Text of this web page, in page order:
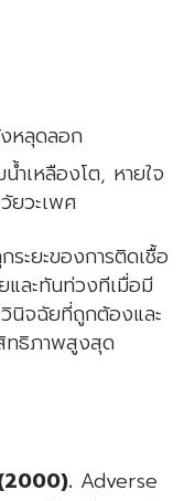
หลุดลอก
ำเหลืองโต, หายใจ
ยวะเพศ
ะยะของการติดเชื้อ
ละทันท่วงทีเมื่อมี
นิจฉัยที่ถูกต้องและ
ทธิภาพสูงสุด
Adverse